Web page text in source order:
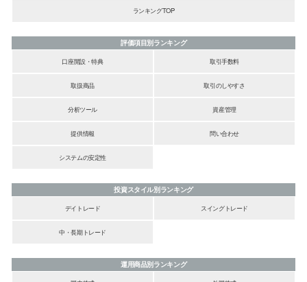
ランキングTOP
評価項目別ランキング
口座開設・特典
取引手数料
取扱商品 取引のしやすさ
分析ツール 資産管理
提供情報 問い合わせ
システムの安定性
投資スタイル別ランキング
デイトレード
スイングトレード
中・長期トレード
運用商品別ランキング